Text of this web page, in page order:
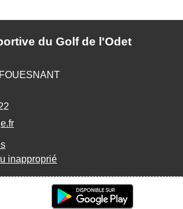
du Golf de l'Odet
inapproprié